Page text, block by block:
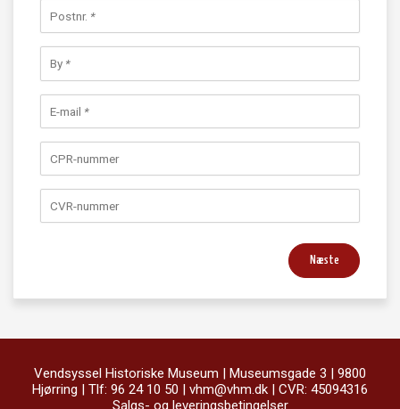
Postnr. *
By *
E-mail *
CPR-nummer
CVR-nummer
Næste
Vendsyssel Historiske Museum | Museumsgade 3 | 9800
Hjørring | Tlf: 96 24 10 50 | vhm@vhm.dk | CVR: 45094316
Salgs- og leveringsbetingelser